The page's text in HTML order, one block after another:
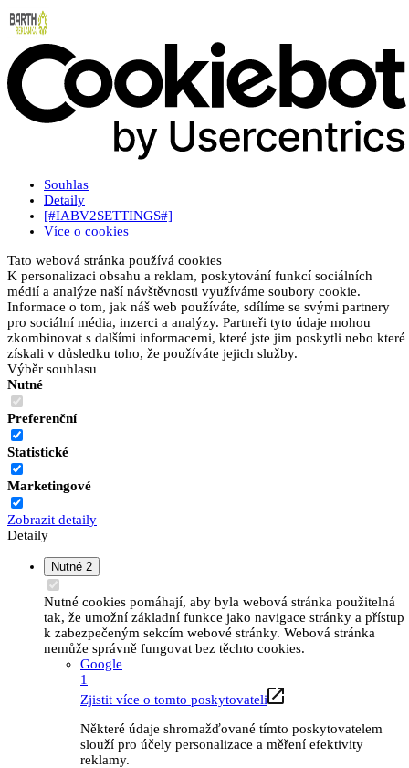
Souhlas
Detaily
[#IABV2SETTINGS#]
Více o cookies
Tato webová stránka používá cookies
K personalizaci obsahu a reklam, poskytování funkcí sociálních
médií a analýze naší návštěvnosti využíváme soubory cookie.
Informace o tom, jak náš web používáte, sdílíme se svými partnery
pro sociální média, inzerci a analýzy. Partneři tyto údaje mohou
zkombinovat s dalšími informacemi, které jste jim poskytli nebo které
získali v důsledku toho, že používáte jejich služby.
Výběr souhlasu
Nutné
Preferenční
Statistické
Marketingové
Zobrazit detaily
Detaily
Nutné 2
Nutné cookies pomáhají, aby byla webová stránka použitelná
tak, že umožní základní funkce jako navigace stránky a přístup
k zabezpečeným sekcím webové stránky. Webová stránka
nemůže správně fungovat bez těchto cookies.
Google
1
Zjistit více o tomto poskytovateli
Některé údaje shromažďované tímto poskytovatelem
slouží pro účely personalizace a měření efektivity
reklamy.